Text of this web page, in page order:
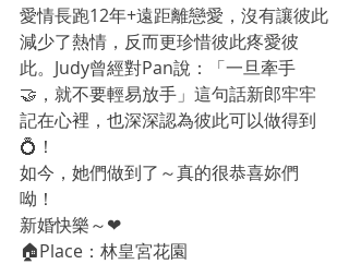
愛情長跑12年+遠距離戀愛，沒有讓彼此
減少了熱情，反而更珍惜彼此疼愛彼
此。Judy曾經對Pan說：「一旦牽手
🤝，就不要輕易放手」這句話新郎牢牢
記在心裡，也深深認為彼此可以做得到
💍！
如今，她們做到了～真的很恭喜妳們
呦！
新婚快樂～❤
🏠Place：林皇宮花園